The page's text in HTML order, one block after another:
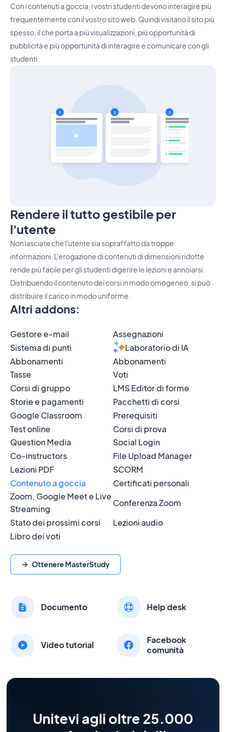
Altri addons:
Gestore e-mail
Assegnazioni
Sistema di punti
Laboratorio di IA
Abbonamenti
Abbonamenti
Tasse
Voti
Corsi di gruppo
LMS Editor di forme
Storie e pagamenti
Pacchetti di corsi
Google Classroom
Prerequisiti
Test online
Corsi di prova
Question Media
Social Login
Co-instructors
File Upload Manager
Lezioni PDF
SCORM
Contenuto a goccia
Certificati personali
Zoom, Google Meet e Live
Streaming
Conferenza Zoom
Stato dei prossimi corsi
Lezioni audio
Libro dei voti
Ottenere MasterStudy
Con i contenuti a goccia, i vostri studenti devono interagire più
frequentemente con il vostro sito web. Quindi visitano il sito più
spesso, il che porta a più visualizzazioni, più opportunità di
pubblicità e più opportunità di interagire e comunicare con gli
studenti.
Rendere il tutto gestibile per
l'utente
Non lasciate che l'utente sia sopraffatto da troppe
informazioni. L'erogazione di contenuti di dimensioni ridotte
rende più facile per gli studenti digerire le lezioni e annoiarsi.
Distribuendo il contenuto dei corsi in modo omogeneo, si può
distribuire il carico in modo uniforme.
Documento Help desk
Video tutorial
Facebook
comunità
Unitevi agli oltre 25.000